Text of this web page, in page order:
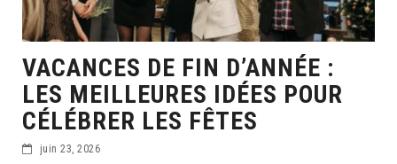
VACANCES DE FIN D’ANNÉE :
LES MEILLEURES IDÉES POUR
CÉLÉBRER LES FÊTES
juin 23, 2026